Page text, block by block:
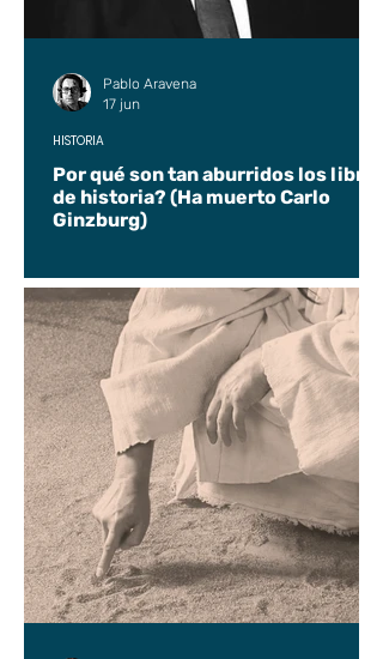
Por qué son tan aburridos los libros
de historia? (Ha muerto Carlo
Ginzburg)
HISTORIA
Pablo Aravena
17 jun